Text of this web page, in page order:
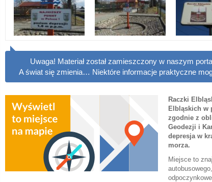
Uwaga! Materiał został zamieszczony w naszym
A świat się zmienia… Niektóre informacje praktyczne
Raczki
Elbląskich w
zgodnie z
Geodezji i
depresja w
morza.
Miejsce to